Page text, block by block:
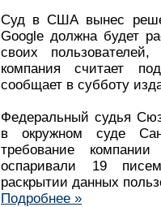
Суд в США вынес
Google должна будет
своих
компания считает
сообщает в субботу
Федеральный судья
в окружном суде
требование
оспаривали 19
раскрытии данных
Подробнее »